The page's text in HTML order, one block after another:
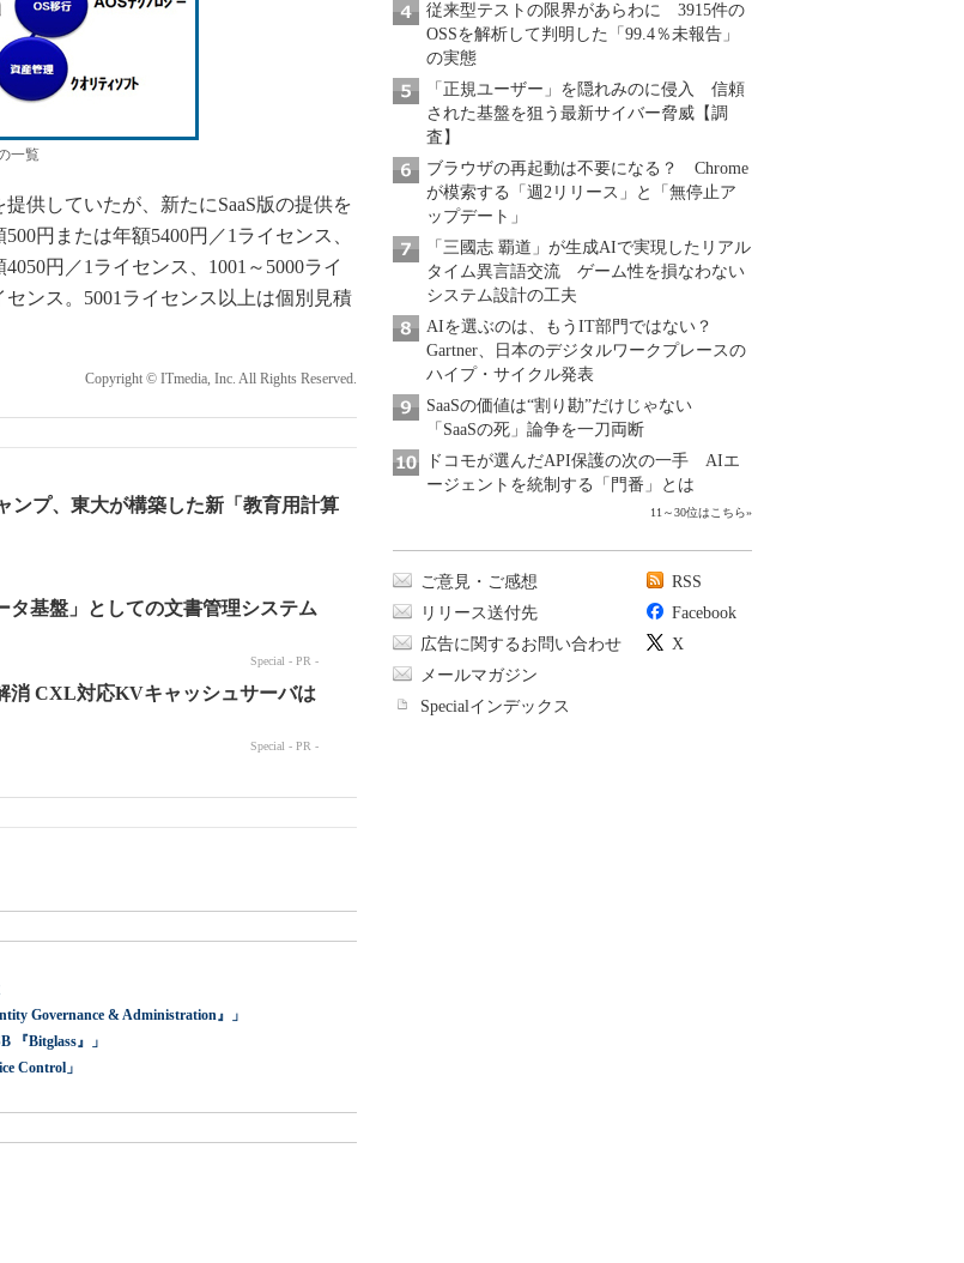
一覧
供していたが、新たにSaaS版の提供を
円または年額5400円／1ライセンス、
円／1ライセンス、1001～5000ライ
ンス。5001ライセンス以上は個別見積
Copyright © ITmedia, Inc. All Rights Reserved.
ンプ、東大が構築した新「教育用計算
Governance & Administration』」
『Bitglass』」
Control」
従来型テストの限界があらわに 3915件の
OSSを解析して判明した「99.4％未報告」
の実態
「正規ユーザー」を隠れみのに侵入 信頼
された基盤を狙う最新サイバー脅威【調
査】
ブラウザの再起動は不要になる？ Chrome
が模索する「週2リリース」と「無停止ア
ップデート」
「三國志 覇道」が生成AIで実現したリアル
タイム異言語交流 ゲーム性を損なわない
システム設計の工夫
AIを選ぶのは、もうIT部門ではない？
Gartner、日本のデジタルワークプレースの
ハイプ・サイクル発表
SaaSの価値は“割り勘”だけじゃない
「SaaSの死」論争を一刀両断
ドコモが選んだAPI保護の次の一手 AIエ
ージェントを統制する「門番」とは
11～30位はこちら»
ご意見・ご感想
リリース送付先
広告に関するお問い合わせ
メールマガジン
Specialインデックス
RSS
Facebook
X